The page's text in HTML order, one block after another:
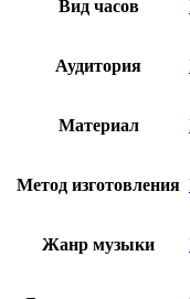
Вид часов
Аудитория
Материал
Метод изготовления
Жанр музыки